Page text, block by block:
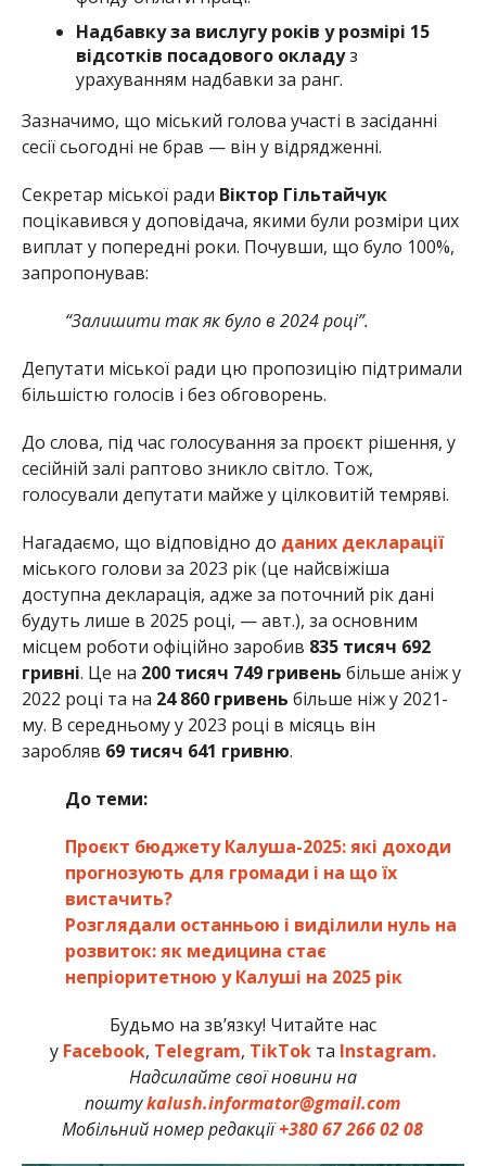
Надбавку за вислугу років у розмірі 15
відсотків посадового окладуз
урахуванням надбавки за ранг.
Зазначимо, що міський голова участі в засіданні
сесії сьогодні не брав — він у відрядженні.
Секретар міської ради Віктор Гільтайчук
поцікавився у доповідача, якими були розміри цих
виплат у попередні роки. Почувши, що було 100%,
запропонував:
“Залишити так як було в 2024 році”.
Депутати міської ради цю пропозицію підтримали
більшістю голосів і без обговорень.
До слова, під час голосування за проєкт рішення, у
сесійній залі раптово зникло світло. Тож,
голосували депутати майже у цілковитій темряві.
Нагадаємо, що відповідно до даних декларації
міського голови за 2023 рік (це найсвіжіша
доступна декларація, адже за поточний рік дані
будуть лише в 2025 році, — авт.), за основним
місцем роботи офіційно заробив 835 тисяч 692
гривні. Це на 200 тисяч 749 гривень більше аніж у
2022 році та на 24 860 гривень більше ніж у 2021-
му. В середньому у 2023 році в місяць він
заробляв 69 тисяч 641 гривню.
До теми:
Проєкт бюджету Калуша-2025: які доходи
прогнозують для громади і на що їх
вистачить?
Розглядали останньою і виділили нуль на
розвиток: як медицина стає
непріоритетною у Калуші на 2025 рік
Будьмо на зв’язку! Читайте нас
у Facebook, Telegram, TikTokта Instagram.
Надсилайте свої новини на
поштуkalush.informator@gmail.com
Мобільний номер редакції+380 67 266 02 08